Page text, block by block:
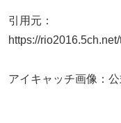
引用元：
https://
アイキャッチ画像：